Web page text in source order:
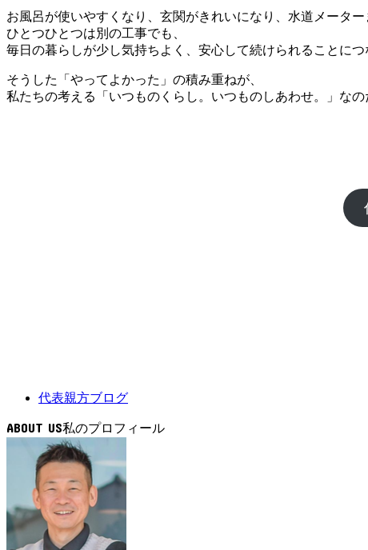
お風呂が使いやすくなり、玄関がきれいになり、水道メーター
ひとつひとつは別の工事でも、
毎日の暮らしが少し気持ちよく、安心して続けられることにつ
そうした「やってよかった」の積み重ねが、
私たちの考える「いつものくらし。いつものしあわせ。」なの
代表親方ブログ
ABOUT US